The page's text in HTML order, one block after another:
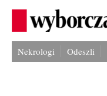
Nekrologi Odeszli